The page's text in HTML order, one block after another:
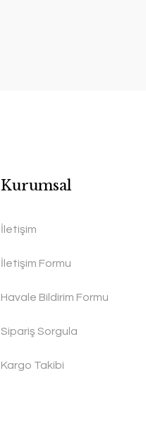
Kurumsal
İletişim
İletişim Formu
Havale Bildirim Formu
Sipariş Sorgula
Kargo Takibi